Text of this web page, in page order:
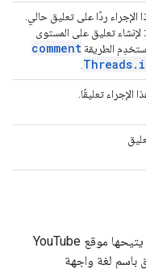
الإجراء ردًا على تعليق حالي.
لإنشاء تعليق على المستوى
الطريقة comment
Threads.
الإجراء تعليقًا.
لغة تطبيق يتيحها موقع YouTube
باسم لغة واجهة